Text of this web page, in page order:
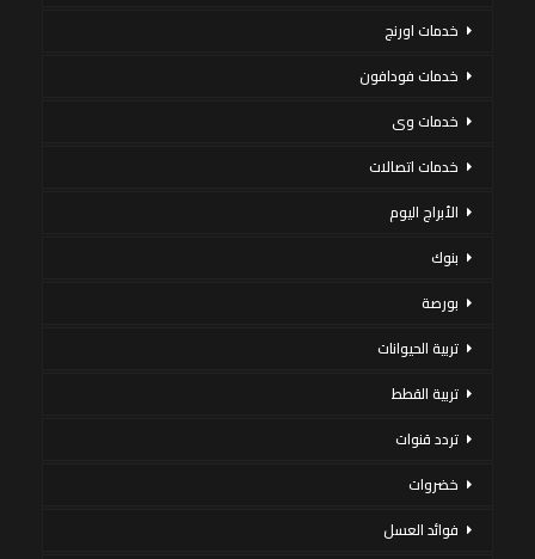
خدمات اورنج
خدمات فودافون
خدمات وى
خدمات اتصالات
الأبراج اليوم
بنوك
بورصة
تربية الحيوانات
تربية القطط
تردد قنوات
خضروات
فوائد العسل